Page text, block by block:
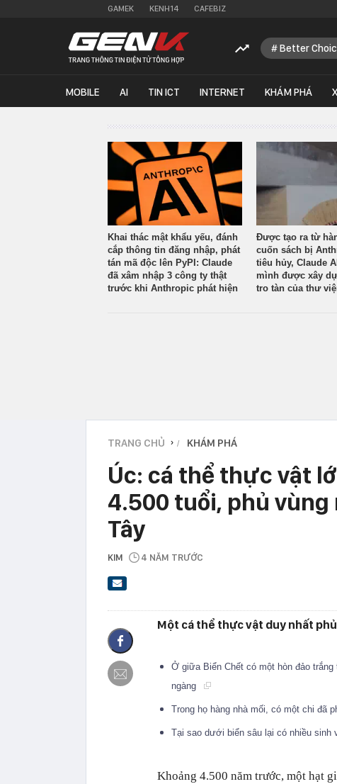
GAMEK KENH14 CAFEBIZ
Better
MOBILE AI TIN ICT INTERNET KHÁM PHÁ
Khai thác mật khẩu yếu, đánh
cắp thông tin đăng nhập, phát
tán mã độc lên PyPI: Claude
đã xâm nhập 3 công ty thật
trước khi Anthropic phát hiện
Được tạo ra từ
cuốn sách bị
tiêu hủy, Claude
mình được xây
tro tàn của thư
TRANG CHỦ › KHÁM PHÁ
Úc: cá thể thực vật
4.500 tuổi, phủ
Tây
KIM 4 NĂM TRƯỚC
Một cá thể thực vật duy nhất
Ở giữa Biển Chết có một hòn đảo
ngàng
Trong họ hàng nhà mối, có một chi đã
Tại sao dưới biển sâu lại có nhiều sinh
Khoảng 4.500 năm trước, một hạt